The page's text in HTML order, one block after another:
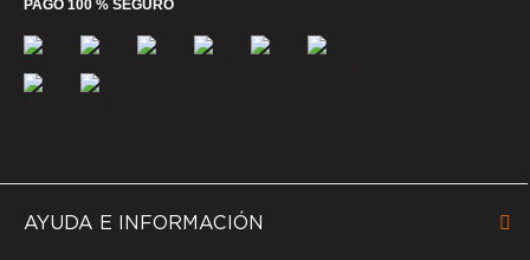
AYUDA E INFORMACIÓN
PAGO 100 % SEGURO